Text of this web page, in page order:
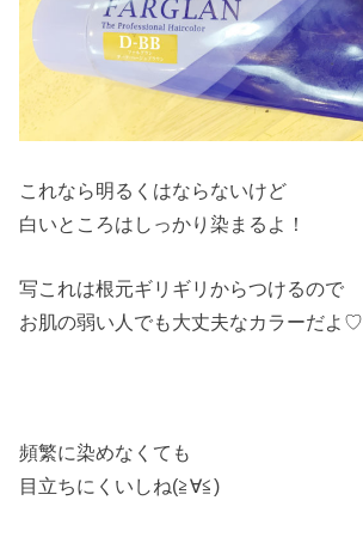
これなら明るくはならないけど
白いところはしっかり染まるよ！
写これは根元ギリギリからつけるので
お肌の弱い人でも大丈夫なカラーだよ♡
頻繁に染めなくても
目立ちにくいしね(≧∀≦)